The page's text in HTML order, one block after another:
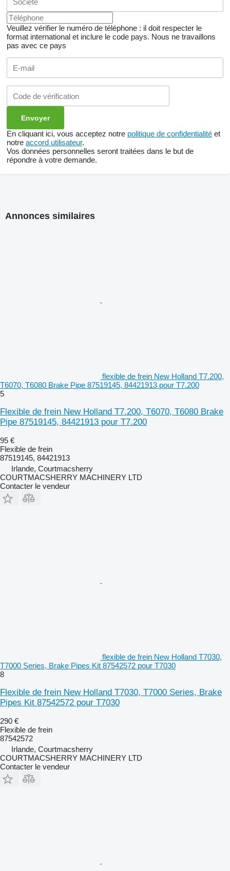
Veuillez vérifier le numéro de téléphone : il doit respecter le
format international et inclure le code pays. Nous ne travaillons
pas avec ce pays
En cliquant ici, vous acceptez notre politique de confidentialité et
notre accord utilisateur.
Vos données personnelles seront traitées dans le but de
répondre à votre demande.
Annonces similaires
flexible de frein New Holland T7.200,
T6070, T6080 Brake Pipe 87519145, 84421913 pour T7.200
5
Flexible de frein New Holland T7.200, T6070, T6080 Brake
Pipe 87519145, 84421913 pour T7.200
95 €
Flexible de frein
87519145, 84421913
Irlande, Courtmacsherry
COURTMACSHERRY MACHINERY LTD
Contacter le vendeur
flexible de frein New Holland T7030,
T7000 Series, Brake Pipes Kit 87542572 pour T7030
8
Flexible de frein New Holland T7030, T7000 Series, Brake
Pipes Kit 87542572 pour T7030
290 €
Flexible de frein
87542572
Irlande, Courtmacsherry
COURTMACSHERRY MACHINERY LTD
Contacter le vendeur